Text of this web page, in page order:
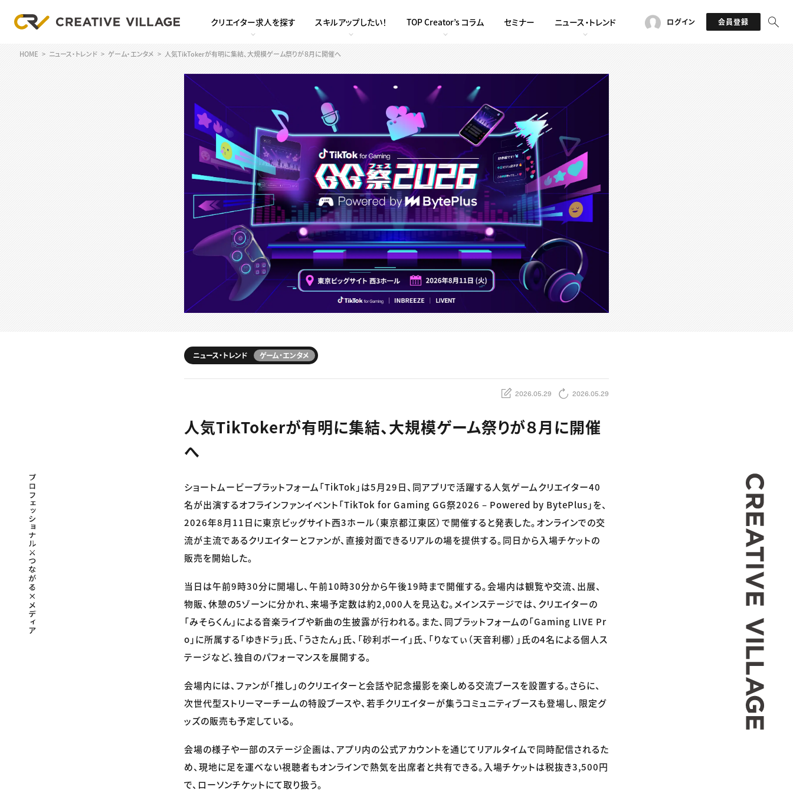
クリエイター求人を探す スキルアップしたい！ TOP Creator’s コラム セミナー ニュース・トレンド ログイン 会員登録
HOME ニュース・トレンド ゲーム・エンタメ 人気TikTokerが有明に集結、大規模ゲーム祭りが８月に開催へ
ニュース・トレンド ゲーム・エンタメ
2026.05.29 2026.05.29
人気TikTokerが有明に集結、大規模ゲーム祭りが８月に開催
へ
ショートムービープラットフォーム「TikTok」は5月29日、同アプリで活躍する人気ゲームクリエイター40
名が出演するオフラインファンイベント「TikTok for Gaming GG祭2026 – Powered by BytePlus」を、
2026年8月11日に東京ビッグサイト西3ホール（東京都江東区）で開催すると発表した。オンラインでの交
流が主流であるクリエイターとファンが、直接対面できるリアルの場を提供する。同日から入場チケットの
販売を開始した。
当日は午前9時30分に開場し、午前10時30分から午後19時まで開催する。会場内は観覧や交流、出展、
物販、休憩の5ゾーンに分かれ、来場予定数は約2,000人を見込む。メインステージでは、クリエイターの
「みそらくん」による音楽ライブや新曲の生披露が行われる。また、同プラットフォームの「Gaming LIVE Pr
o」に所属する「ゆきドラ」氏、「うさたん」氏、「砂利ボーイ」氏、「りなてぃ（天音利梛）」氏の4名による個人ス
テージなど、独自のパフォーマンスを展開する。
会場内には、ファンが「推し」のクリエイターと会話や記念撮影を楽しめる交流ブースを設置する。さらに、
次世代型ストリーマーチームの特設ブースや、若手クリエイターが集うコミュニティブースも登場し、限定グ
ッズの販売も予定している。
会場の様子や一部のステージ企画は、アプリ内の公式アカウントを通じてリアルタイムで同時配信されるた
め、現地に足を運べない視聴者もオンラインで熱気を出席者と共有できる。入場チケットは税抜き3,500円
で、ローソンチケットにて取り扱う。